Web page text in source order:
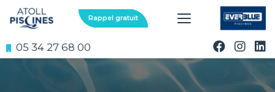
au
contenu
05 34 27 68 00
Rappel gratuit